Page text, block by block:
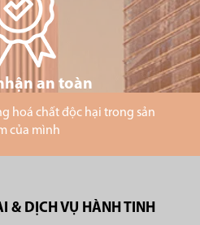
an toàn
hoá chất độc hại trong sản
của mình
& DỊCH VỤ HÀNH TINH